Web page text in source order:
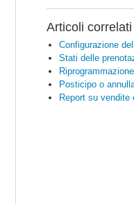
Articoli correlati
Configurazione
Stati delle
Posticipo o
Report su vendite